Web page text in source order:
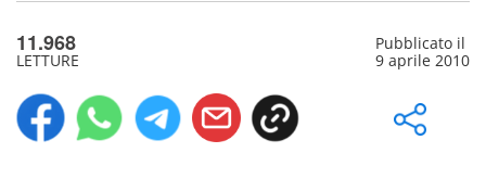
11.968
LETTURE
Pubblicato il
9 aprile 2010